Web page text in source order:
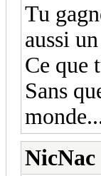
Tu
aussi
Ce que
Sans
NicNac